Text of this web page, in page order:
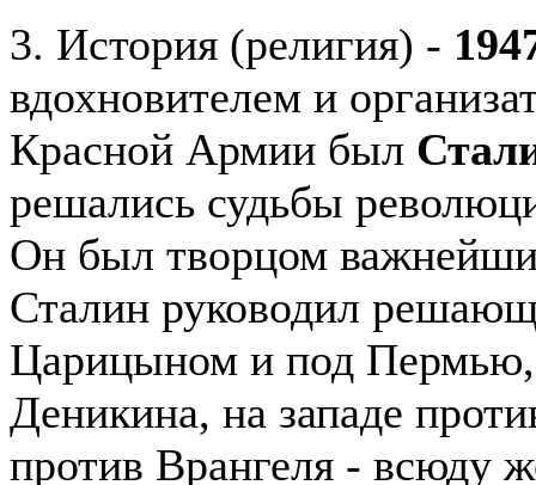
3. История (религия) -
вдохновителем и
Красной Армии был
решались судьбы
Он был творцом
Сталин руководил
Царицыном и под Пермью,
Деникина, на западе
против Врангеля - всюду